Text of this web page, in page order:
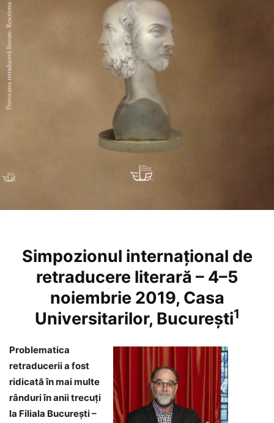
Simpozionul internațional de
retraducere literară – 4–5
noiembrie 2019, Casa
Universitarilor, București1
Problematica
retraducerii a fost
ridicată în mai multe
rânduri în anii trecuți
la Filiala București –